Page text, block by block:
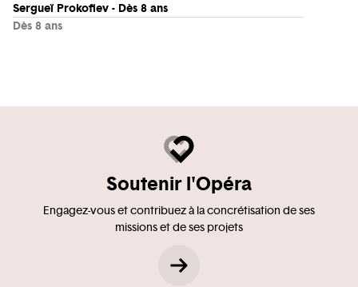
Sergueï Prokofiev - Dès 8 ans
Dès 8 ans
Soutenir l'Opéra
Engagez-vous et contribuez à la concrétisation de ses
missions et de ses projets